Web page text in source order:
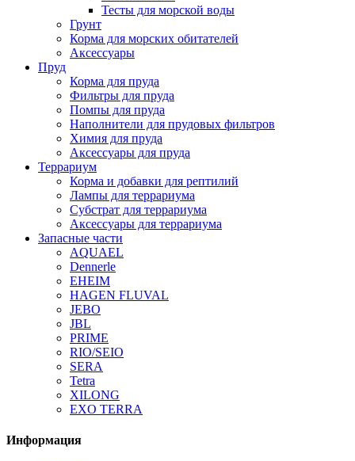
Тесты для морской воды
Грунт
Корма для морских обитателей
Аксессуары
Пруд
Корма для пруда
Фильтры для пруда
Помпы для пруда
Наполнители для прудовых фильтров
Химия для пруда
Аксессуары для пруда
Террариум
Корма и добавки для рептилий
Лампы для террариума
Субстрат для террариума
Аксессуары для террариума
Запасные части
AQUAEL
Dennerle
EHEIM
HAGEN FLUVAL
JEBO
JBL
PRIME
RIO/SEIO
SERA
Tetra
XILONG
EXO TERRA
Информация